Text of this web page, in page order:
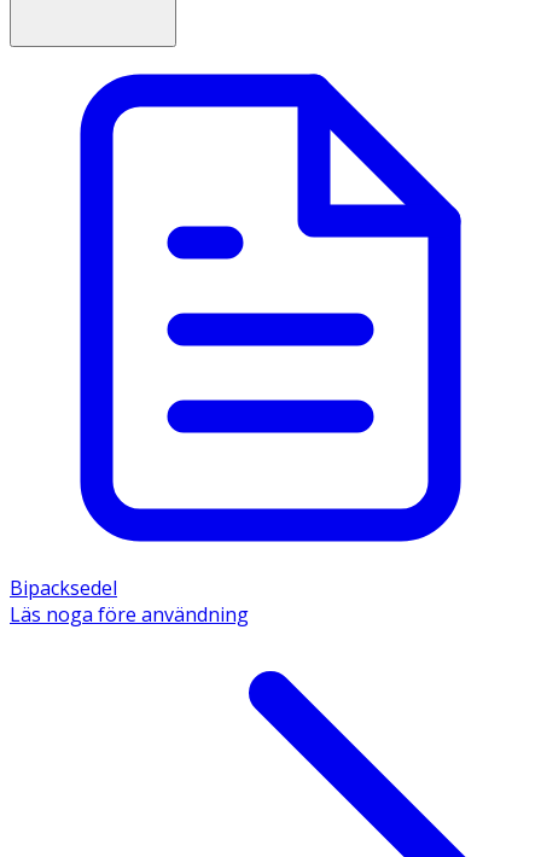
Bipacksedel
Läs noga före användning